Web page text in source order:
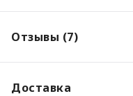
Отзывы (7)
Доставка